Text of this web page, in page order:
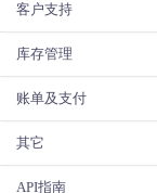
客户支持
库存管理
账单及支付
其它
API指南